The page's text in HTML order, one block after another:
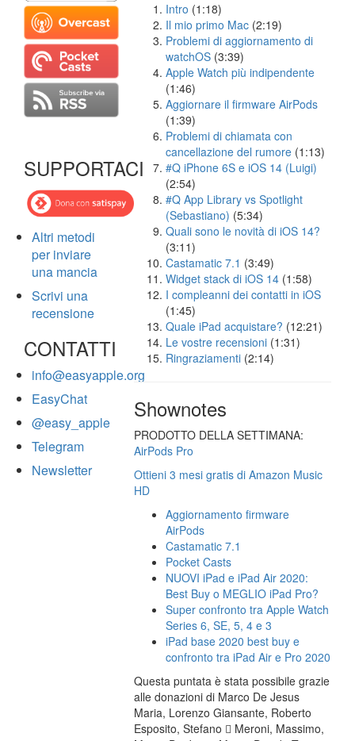
SUPPORTACI
Altri metodi
per inviare
una mancia
Scrivi una
recensione
CONTATTI
info@easyapple.org
EasyChat
@easy_apple
Telegram
Newsletter
Intro (1:18)
Il mio primo Mac (2:19)
Problemi di aggiornamento di
watchOS (3:39)
Apple Watch più indipendente
(1:46)
Aggiornare il firmware AirPods
(1:39)
Problemi di chiamata con
cancellazione del rumore (1:13)
#Q iPhone 6S e iOS 14 (Luigi)
(2:54)
#Q App Library vs Spotlight
(Sebastiano) (5:34)
Quali sono le novità di iOS 14?
(3:11)
Castamatic 7.1 (3:49)
Widget stack di iOS 14 (1:58)
I compleanni dei contatti in iOS
(1:45)
Quale iPad acquistare? (12:21)
Le vostre recensioni (1:31)
Ringraziamenti (2:14)
Shownotes
PRODOTTO DELLA SETTIMANA:
AirPods Pro
Ottieni 3 mesi gratis di Amazon Music
HD
Aggiornamento firmware
AirPods
Castamatic 7.1
Pocket Casts
NUOVI iPad e iPad Air 2020:
Best Buy o MEGLIO iPad Pro?
Super confronto tra Apple Watch
Series 6, SE, 5, 4 e 3
iPad base 2020 best buy e
confronto tra iPad Air e Pro 2020
Questa puntata è stata possibile grazie
alle donazioni di Marco De Jesus
Maria, Lorenzo Giansante, Roberto
Esposito, Stefano  Meroni, Massimo,